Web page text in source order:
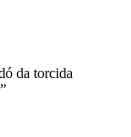
da torcida